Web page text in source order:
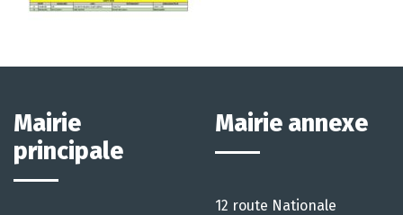
Mairie
principale
Mairie annexe
12 route Nationale